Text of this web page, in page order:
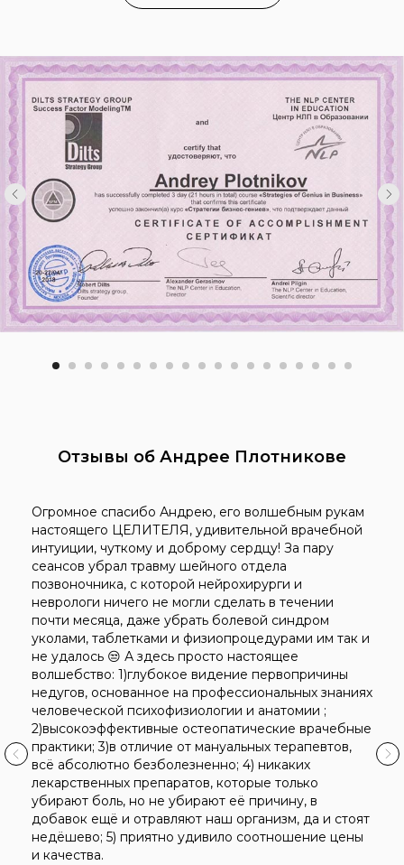
Отзывы об Андрее Плотникове
Огромное спасибо Андрею, его волшебным рукам
настоящего ЦЕЛИТЕЛЯ, удивительной врачебной
интуиции, чуткому и доброму сердцу! За пару
сеансов убрал травму шейного отдела
позвоночника, с которой нейрохирурги и
неврологи ничего не могли сделать в течении
почти месяца, даже убрать болевой синдром
уколами, таблетками и физиопроцедурами им так и
не удалось 😒 А здесь просто настоящее
волшебство: 1)глубокое видение первопричины
недугов, основанное на профессиональных знаниях
человеческой психофизиологии и анатомии ;
2)высокоэффективные остеопатические врачебные
практики; 3)в отличие от мануальных терапевтов,
всё абсолютно безболезненно; 4) никаких
лекарственных препаратов, которые только
убирают боль, но не убирают её причину, в
добавок ещё и отравляют наш организм, да и стоят
недёшево; 5) приятно удивило соотношение цены
и качества.